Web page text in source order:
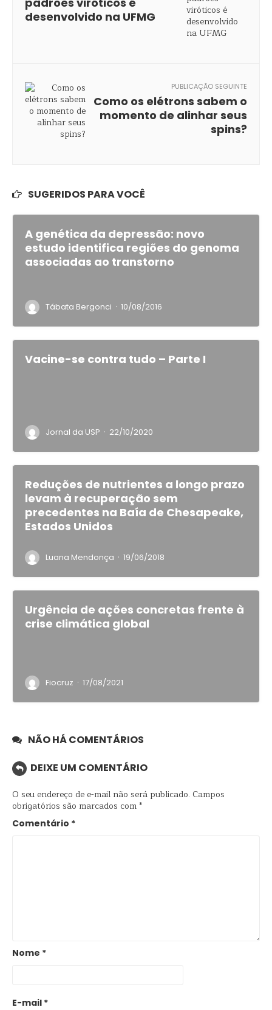
desenvolvido na UFMG
PUBLICAÇÃO SEGUINTE
Como os elétrons sabem o
momento de alinhar seus
spins?
SUGERIDOS PARA VOCÊ
A genética da depressão: novo
estudo identifica regiões do genoma
associadas ao transtorno
Tábata Bergonci · 10/08/2016
Vacine-se contra tudo – Parte I
Jornal da USP · 22/10/2020
Reduções de nutrientes a longo prazo
levam à recuperação sem
precedentes na Baía de Chesapeake,
Estados Unidos
Luana Mendonça · 19/06/2018
Urgência de ações concretas frente à
crise climática global
Fiocruz · 17/08/2021
NÃO HÁ COMENTÁRIOS
DEIXE UM COMENTÁRIO
O seu endereço de e-mail não será publicado. Campos
obrigatórios são marcados com*
Comentário *
Nome *
E-mail *